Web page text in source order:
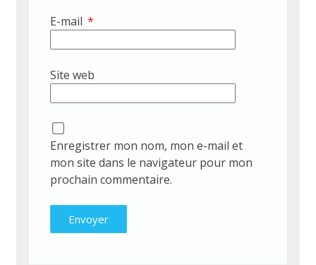
E-mail *
Site web
Enregistrer mon nom, mon e-mail et
mon site dans le navigateur pour mon
prochain commentaire.